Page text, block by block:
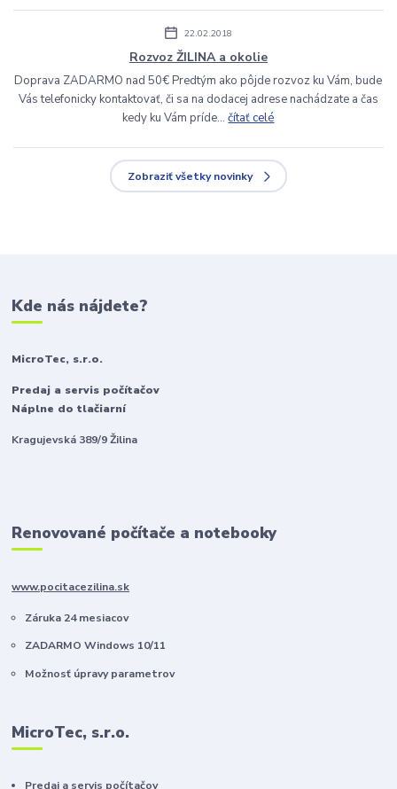
22.02.2018
Rozvoz ŽILINA a okolie
Doprava ZADARMO nad 50€ Predtým ako pôjde rozvoz ku Vám, bude
Vás telefonicky kontaktovať, či sa na dodacej adrese nachádzate a čas
kedy ku Vám príde...čítať celé
Zobraziť všetky novinky
Kde nás nájdete?
MicroTec, s.r.o.
Predaj a servis počítačov
Náplne do tlačiarní
Kragujevská 389/9 Žilina
Renovované počítače a notebooky
www.pocitacezilina.sk
Záruka 24 mesiacov
ZADARMO Windows 10/11
Možnosť úpravy parametrov
MicroTec, s.r.o.
Predaj a servis počítačov